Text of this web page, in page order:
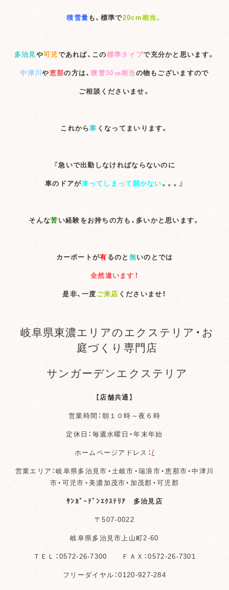
積雪量も、標準で20cm相当。
多治見や可児であれば、この標準タイプで充分かと思います。
中津川や恵那の方は、積雪30㎝相当の物もございますので
ご相談くださいませ。
これから寒 くなってまいります。
『急いで出勤しなければならないのに
車のドアが凍ってしまって開かない。。。』
そんな苦い経験をお持ちの方も、多いかと思います。
カーポートが有るのと 無いのとでは
全然違います！
是非、一度ご来店 くださいませ！
岐阜県東濃エリアのエクステリア・お
庭づくり専門店
サンガーデンエクステリア
【店舗共通】
営業時間：朝１０時～夜６時
定休日：毎週水曜日・年末年始
ホームページアドレス：/
営業エリア：岐阜県多治見市・土岐市・瑞浪市・恵那市・中津川
市・可児市・美濃加茂市・加茂郡・可児郡
ｻﾝｶﾞｰﾃﾞﾝｴｸｽﾃﾘｱ 多治見店
〒507-0022
岐阜県多治見市上山町2-60
ＴＥＬ：0572-26-7300 ＦＡＸ：0572-26-7301
フリーダイヤル：0120-927-284